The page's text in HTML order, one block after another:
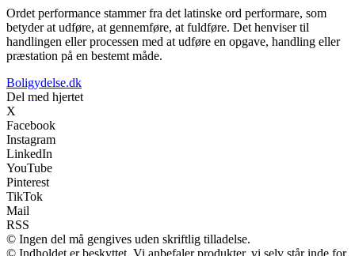
Ordet performance stammer fra det latinske ord performare, som
betyder at udføre, at gennemføre, at fuldføre. Det henviser til
handlingen eller processen med at udføre en opgave, handling eller
præstation på en bestemt måde.
Boligydelse.dk
Del med hjertet
X
Facebook
Instagram
LinkedIn
YouTube
Pinterest
TikTok
Mail
RSS
© Ingen del må gengives uden skriftlig tilladelse.